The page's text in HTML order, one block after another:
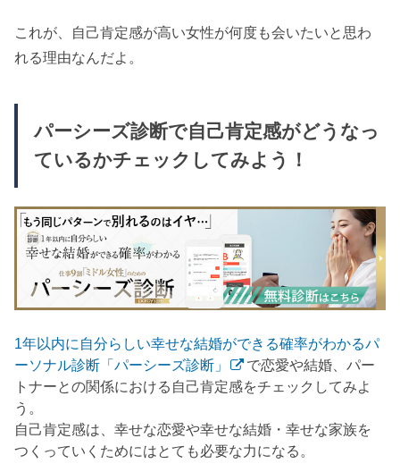
これが、自己肯定感が高い女性が何度も会いたいと思わ
れる理由なんだよ。
パーシーズ診断で自己肯定感がどうなっ
ているかチェックしてみよう！
1年以内に自分らしい幸せな結婚ができる確率がわかるパ
ーソナル診断「パーシーズ診断」
で恋愛や結婚、パー
トナーとの関係における自己肯定感をチェックしてみよ
う。
自己肯定感は、幸せな恋愛や幸せな結婚・幸せな家族を
つくっていくためにはとても必要な力になる。